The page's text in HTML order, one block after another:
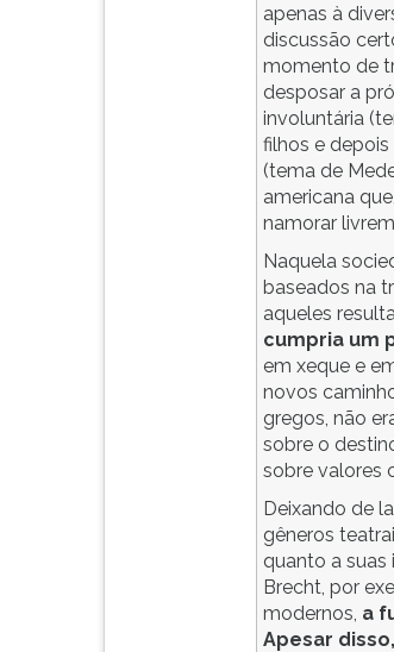
apenas à
discussão
momento de
desposar a
involuntária
filhos e
(tema de
americana
namorar
Naquela
baseados na
aqueles
cumpria um
em xeque e
novos
gregos, não
sobre o
sobre valores
Deixando de
gêneros
quanto a
Brecht, por
modernos, a
Apesar